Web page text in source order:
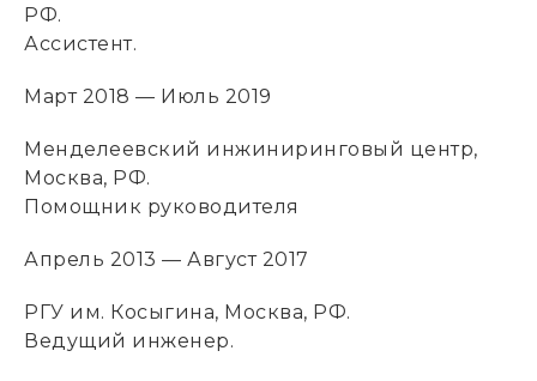
РФ.
Ассистент.
Март 2018 — Июль 2019
Менделеевский инжиниринговый центр,
Москва, РФ.
Помощник руководителя
Апрель 2013 — Август 2017
РГУ им. Косыгина, Москва, РФ.
Ведущий инженер.